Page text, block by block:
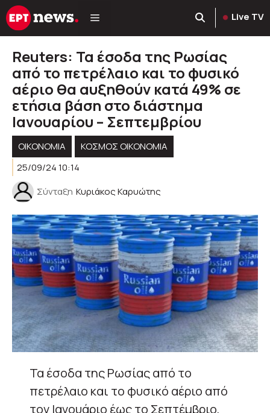
Μετάβαση
σε
Live TV
Reuters: Τα έσοδα της Ρωσίας
από το πετρέλαιο και το φυσικό
αέριο θα αυξηθούν κατά 49% σε
ετήσια βάση στο διάστημα
Ιανουαρίου – Σεπτεμβρίου
ΟΙΚΟΝΟΜΙΑ
ΚΌΣΜΟΣ ΟΙΚΟΝΟΜΊΑ
25/09/24 10:14
Σύνταξη Κυριάκος Καρυώτης
Τα έσοδα της Ρωσίας από το
πετρέλαιο και το φυσικό αέριο από
τον Ιανουάριο έως το Σεπτέμβριο,